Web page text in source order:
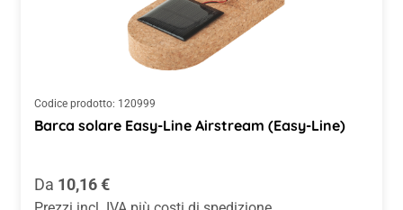
Codice prodotto: 120999
Barca solare Easy-Line Airstream (Easy-Line)
Prezzo normale:
Da 10,16 €